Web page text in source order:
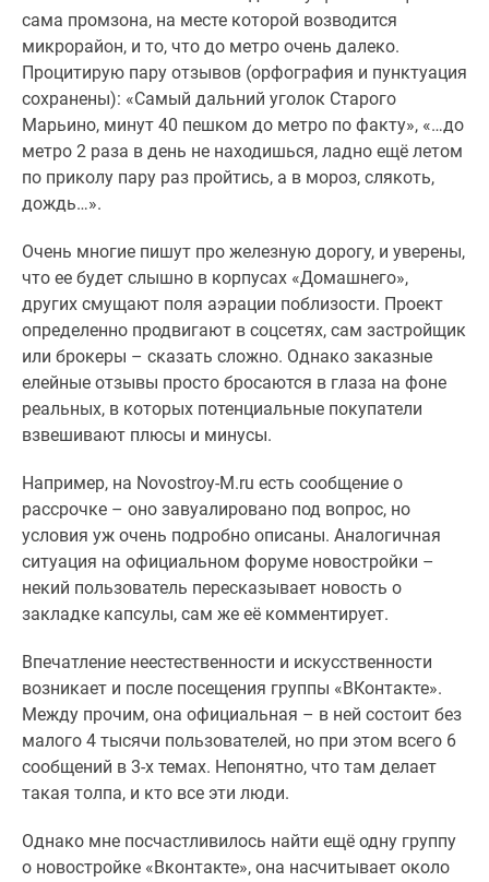
сама промзона, на месте которой возводится
микрорайон, и то, что до метро очень далеко.
Процитирую пару отзывов (орфография и пунктуация
сохранены): «Самый дальний уголок Старого
Марьино, минут 40 пешком до метро по факту», «…до
метро 2 раза в день не находишься, ладно ещё летом
по приколу пару раз пройтись, а в мороз, слякоть,
дождь…».
Очень многие пишут про железную дорогу, и уверены,
что ее будет слышно в корпусах «Домашнего»,
других смущают поля аэрации поблизости. Проект
определенно продвигают в соцсетях, сам застройщик
или брокеры – сказать сложно. Однако заказные
елейные отзывы просто бросаются в глаза на фоне
реальных, в которых потенциальные покупатели
взвешивают плюсы и минусы.
Например, на Novostroy-M.ru есть сообщение о
рассрочке – оно завуалировано под вопрос, но
условия уж очень подробно описаны. Аналогичная
ситуация на официальном форуме новостройки –
некий пользователь пересказывает новость о
закладке капсулы, сам же её комментирует.
Впечатление неестественности и искусственности
возникает и после посещения группы «ВКонтакте».
Между прочим, она официальная – в ней состоит без
малого 4 тысячи пользователей, но при этом всего 6
сообщений в 3-х темах. Непонятно, что там делает
такая толпа, и кто все эти люди.
Однако мне посчастливилось найти ещё одну группу
о новостройке «Вконтакте», она насчитывает около